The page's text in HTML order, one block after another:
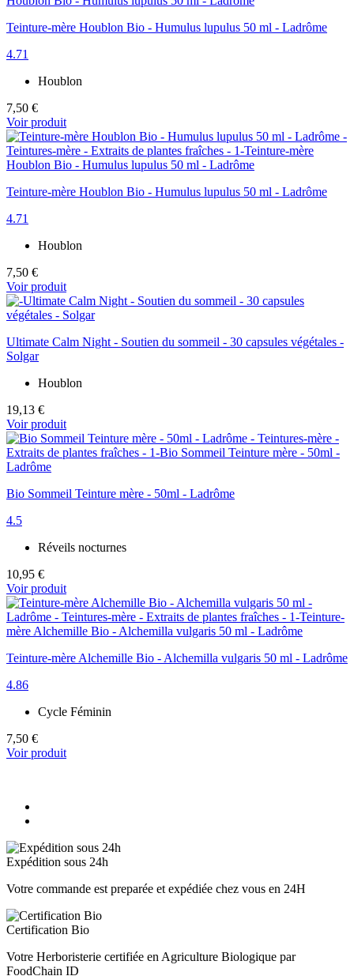
Teinture-mère Houblon Bio - Humulus lupulus 50 ml - Ladrôme
4.71
Houblon
7,50 €
Voir produit
Teinture-mère Houblon Bio - Humulus lupulus 50 ml - Ladrôme
4.71
Houblon
7,50 €
Voir produit
Ultimate Calm Night - Soutien du sommeil - 30 capsules végétales -
Solgar
Houblon
19,13 €
Voir produit
Bio Sommeil Teinture mère - 50ml - Ladrôme
4.5
Réveils nocturnes
10,95 €
Voir produit
Teinture-mère Alchemille Bio - Alchemilla vulgaris 50 ml - Ladrôme
4.86
Cycle Féminin
7,50 €
Voir produit
Expédition sous 24h
Votre commande est preparée et expédiée chez vous en 24H
Certification Bio
Votre Herboristerie certifiée en Agriculture Biologique par
FoodChain ID